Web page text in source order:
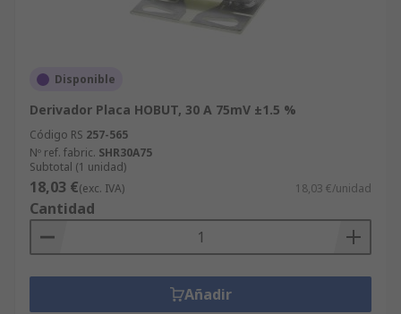
Disponible
Derivador Placa HOBUT, 30 A 75mV ±1.5 %
Código RS 257-565
Nº ref. fabric. SHR30A75
Subtotal (1 unidad)
18,03 €(exc. IVA) 18,03 €/unidad
Cantidad
Añadir